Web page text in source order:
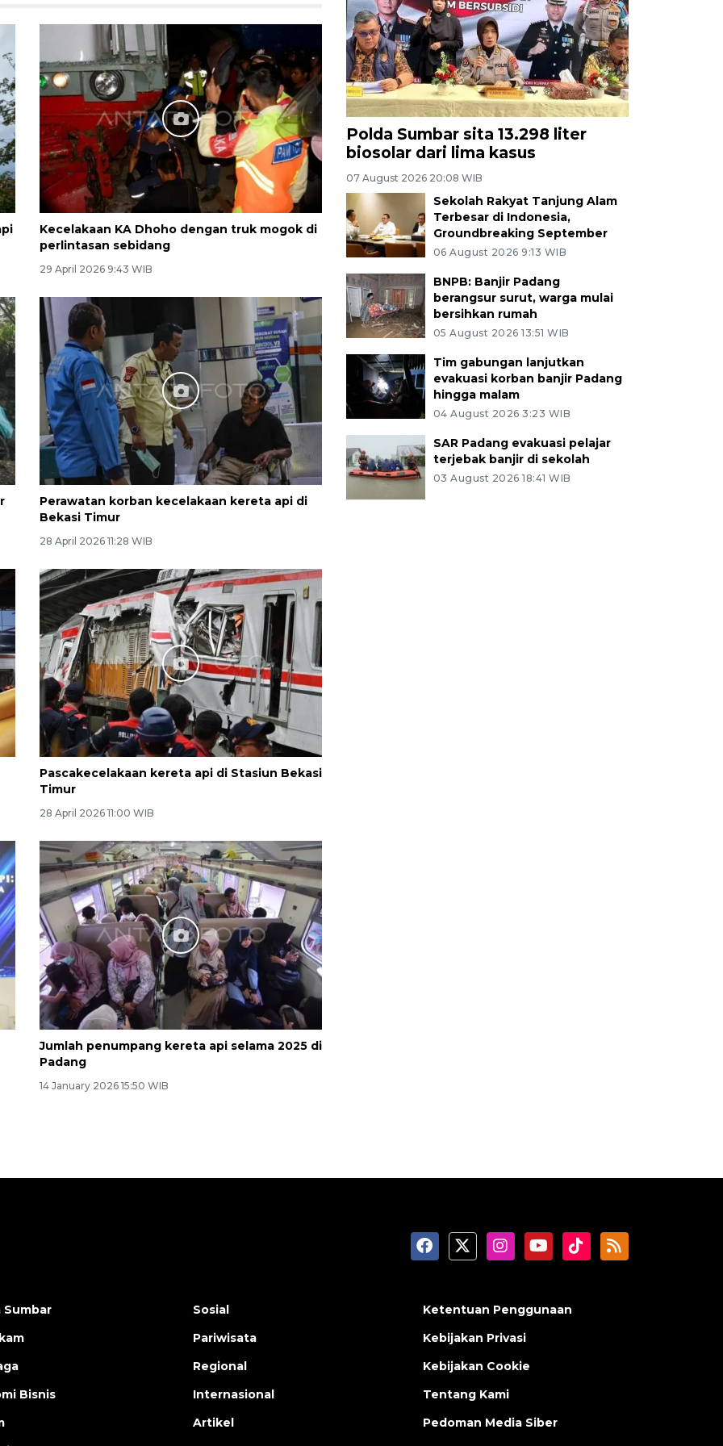
Kecelakaan KA Dhoho dengan truk mogok di
perlintasan sebidang
29 April 2026 9:43 WIB
Perawatan korban kecelakaan kereta api di
Bekasi Timur
28 April 2026 11:28 WIB
Pascakecelakaan kereta api di Stasiun Bekasi
Timur
28 April 2026 11:00 WIB
Jumlah penumpang kereta api selama 2025 di
Padang
14 January 2026 15:50 WIB
Polda Sumbar sita 13.298 liter
biosolar dari lima kasus
07 August 2026 20:08 WIB
Sekolah Rakyat Tanjung Alam
Terbesar di Indonesia,
Groundbreaking September
06 August 2026 9:13 WIB
BNPB: Banjir Padang
berangsur surut, warga mulai
bersihkan rumah
05 August 2026 13:51 WIB
Tim gabungan lanjutkan
evakuasi korban banjir Padang
hingga malam
04 August 2026 3:23 WIB
SAR Padang evakuasi pelajar
terjebak banjir di sekolah
03 August 2026 18:41 WIB
Bisnis
Sosial
Pariwisata
Regional
Internasional
Artikel
Ketentuan Penggunaan
Kebijakan Privasi
Kebijakan Cookie
Tentang Kami
Pedoman Media Siber